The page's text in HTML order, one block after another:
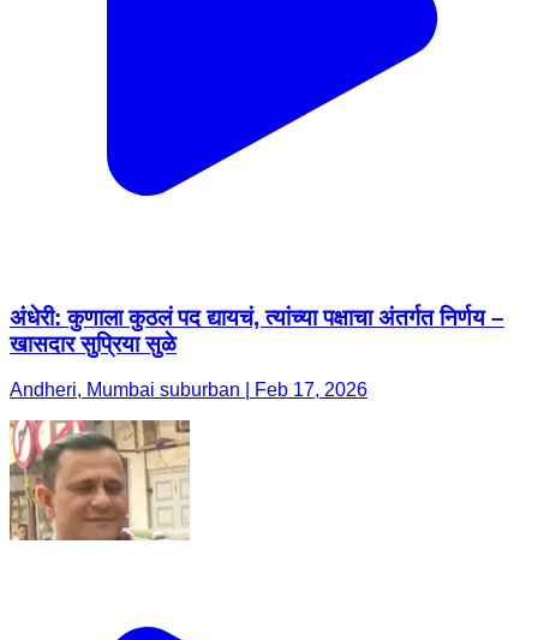
अंधेरी: कुणाला कुठलं पद द्यायचं, त्यांच्या पक्षाचा अंतर्गत निर्णय –
खासदार सुप्रिया सुळे
Andheri, Mumbai suburban | Feb 17, 2026